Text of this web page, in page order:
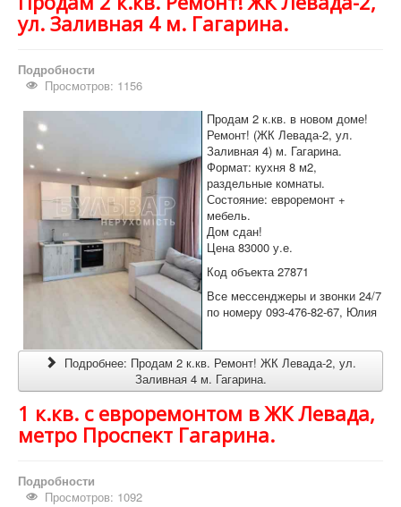
ул. Заливная 4 м. Гагарина.
Подробности
Просмотров: 1156
Продам 2 к.кв. в новом доме!
Ремонт! (ЖК Левада-2, ул.
Заливная 4) м. Гагарина.
Формат: кухня 8 м2,
раздельные комнаты.
Состояние: евроремонт +
мебель.
Дом сдан!
Цена 83000 у.е.
Код объекта 27871
Все мессенджеры и звонки 24/7
по номеру 093-476-82-67, Юлия
Подробнее: Продам 2 к.кв. Ремонт! ЖК Левада-2, ул.
Заливная 4 м. Гагарина.
1 к.кв. с евроремонтом в ЖК Левада,
метро Проспект Гагарина.
Подробности
Просмотров: 1092